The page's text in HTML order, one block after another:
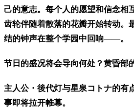
己的意志。每个人的愿望和信念相
齿轮伴随着散落的花瓣开始转动。
结的钟声在整个学园中回响——。
节日的盛况将会导向何处？黄昏部
主人公・後代灯与星泉コトナ的有
事即将拉开帷幕。